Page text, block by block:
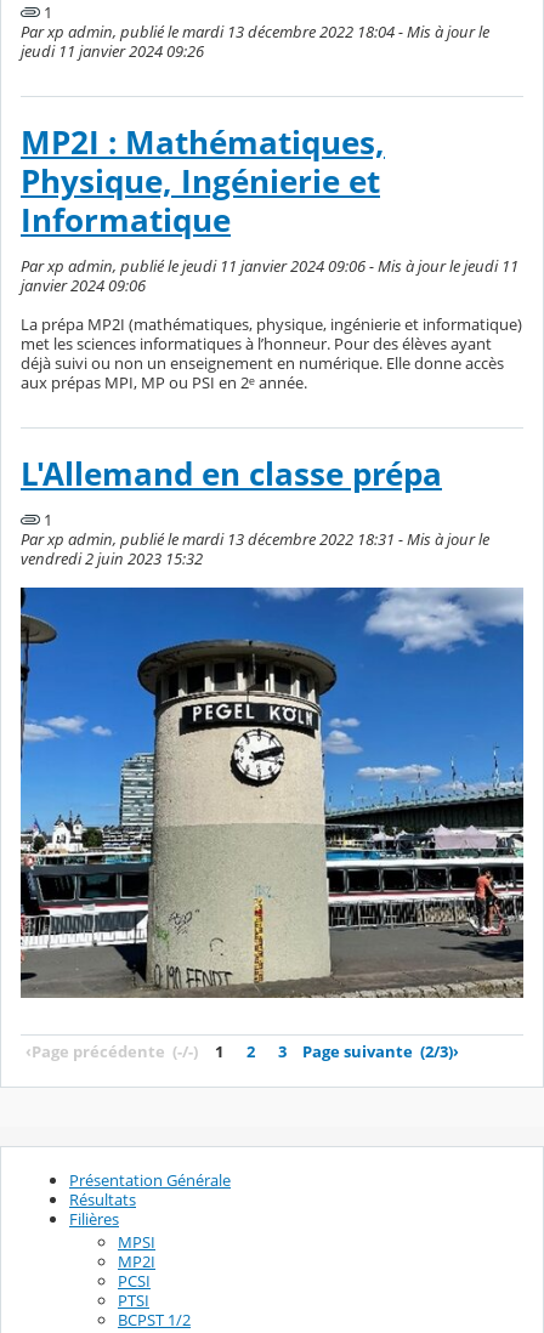
1
Par xp admin, publié le mardi 13 décembre 2022 18:04 - Mis à jour le
jeudi 11 janvier 2024 09:26
MP2I : Mathématiques,
Physique, Ingénierie et
Informatique
Par xp admin, publié le jeudi 11 janvier 2024 09:06 - Mis à jour le jeudi 11
janvier 2024 09:06
La prépa MP2I (mathématiques, physique, ingénierie et informatique)
met les sciences informatiques à l’honneur. Pour des élèves ayant
déjà suivi ou non un enseignement en numérique. Elle donne accès
aux prépas MPI, MP ou PSI en 2ᵉ année.
L'Allemand en classe prépa
1
Par xp admin, publié le mardi 13 décembre 2022 18:31 - Mis à jour le
vendredi 2 juin 2023 15:32
‹Page précédente (-/-) 1 2 3 Page suivante (2/3)›
Présentation Générale
Résultats
Filières
MPSI
MP2I
PCSI
PTSI
BCPST 1/2